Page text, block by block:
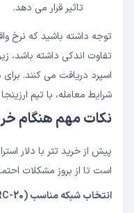
تاثیر قرار می دهد.
توجه داشته باشید که نرخ
تفاوت اندکی داشته باشد،
اسپرد دریافت می کنند.
شرایط معامله، با تیم ارزینجا با شماره
نکات مهم هنگام
پیش از خرید تتر با دلار
است تا از بروز مشکلات
انتخاب شبکه مناسب (TRC-20 در مقابل ERC-20):